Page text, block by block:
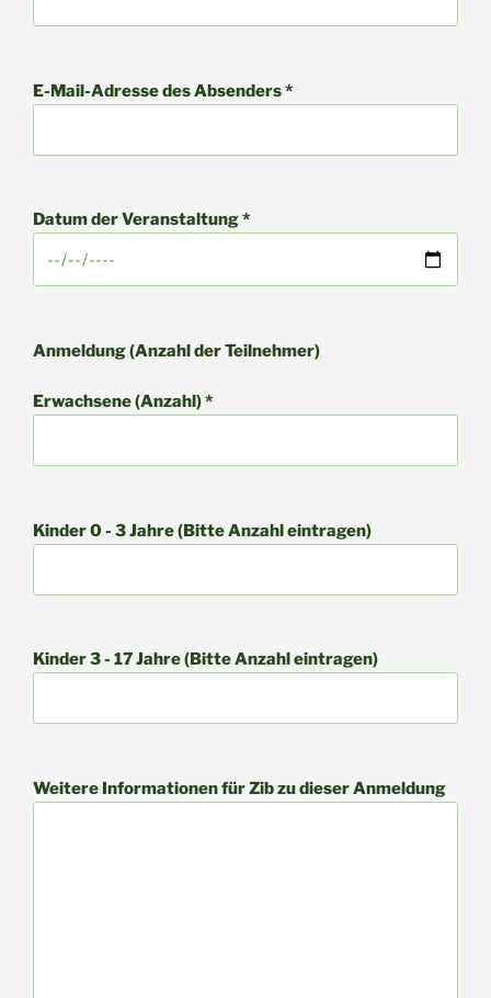
E-Mail-Adresse des Absenders *
Datum der Veranstaltung *
Anmeldung (Anzahl der Teilnehmer)
Erwachsene (Anzahl) *
Kinder 0 - 3 Jahre (Bitte Anzahl eintragen)
Kinder 3 - 17 Jahre (Bitte Anzahl eintragen)
Weitere Informationen für Zib zu dieser Anmeldung